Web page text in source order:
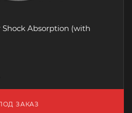
Shock Absorption (with
ЗАКАЗ